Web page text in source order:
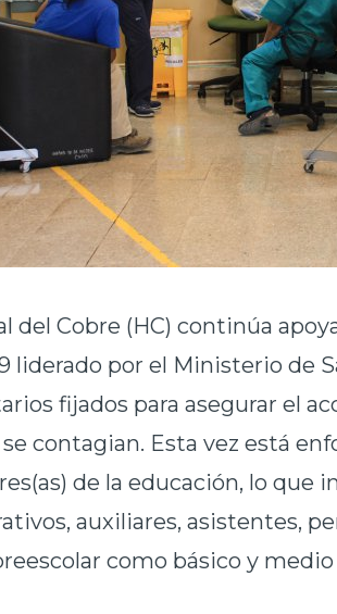
del Cobre (HC) continúa
liderado por el Ministerio de
fijados para asegurar el
contagian. Esta vez está
de la educación, lo que
auxiliares, asistentes,
como básico y